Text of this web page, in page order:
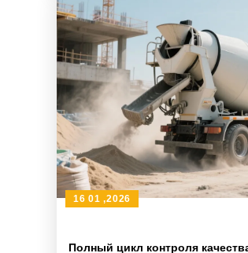
Полный цикл контроля
16 01 ,2026